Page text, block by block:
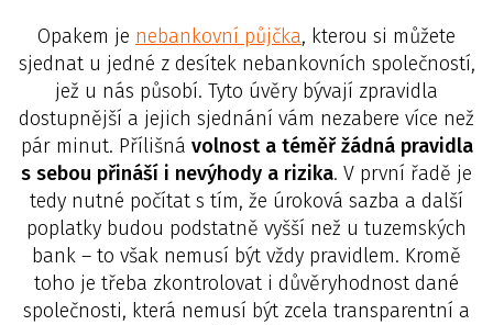
Opakem je nebankovní půjčka, kterou si můžete
sjednat u jedné z desítek nebankovních společností,
jež u nás působí. Tyto úvěry bývají zpravidla
dostupnější a jejich sjednání vám nezabere více než
pár minut. Přílišná volnost a téměř žádná pravidla
s sebou přináší i nevýhody a rizika. V první řadě je
tedy nutné počítat s tím, že úroková sazba a další
poplatky budou podstatně vyšší než u tuzemských
bank – to však nemusí být vždy pravidlem. Kromě
toho je třeba zkontrolovat i důvěryhodnost dané
společnosti, která nemusí být zcela transparentní a